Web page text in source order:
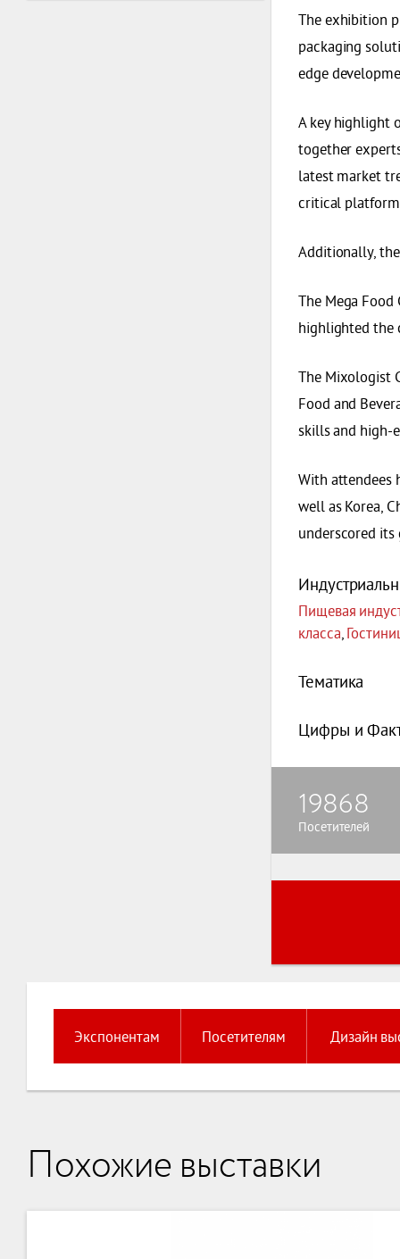
The exhibition
packaging
edge
A key highlight
together
latest market
critical
Additionally,
The Mega
highlighted the
The Mixologist
Food and
skills and high-
With attendees
well as Korea,
underscored
Пищевая
класса
Тематика
Цифры и
19868
Посетителей
Экспонентам Посетителям Дизайн
Похожие выставки